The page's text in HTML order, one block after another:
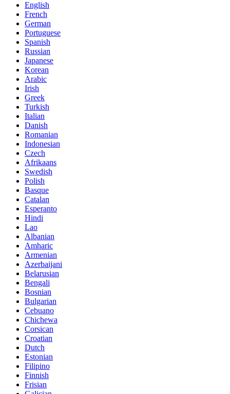
English
French
German
Portuguese
Spanish
Russian
Japanese
Korean
Arabic
Irish
Greek
Turkish
Italian
Danish
Romanian
Indonesian
Czech
Afrikaans
Swedish
Polish
Basque
Catalan
Esperanto
Hindi
Lao
Albanian
Amharic
Armenian
Azerbaijani
Belarusian
Bengali
Bosnian
Bulgarian
Cebuano
Chichewa
Corsican
Croatian
Dutch
Estonian
Filipino
Finnish
Frisian